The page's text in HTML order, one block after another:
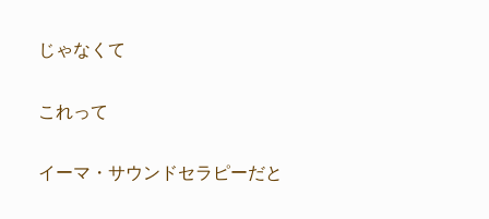
じゃなくて
これって
イーマ・サウンドセラピーだと